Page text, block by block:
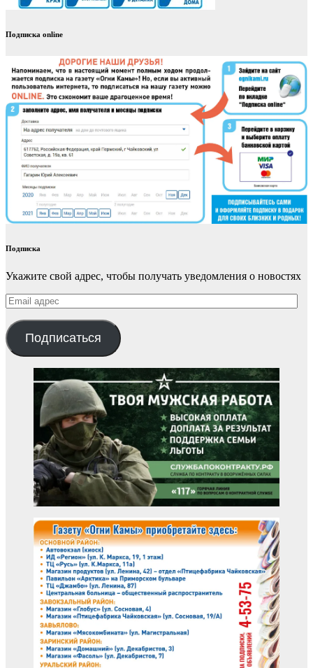
Подписка online
Подписка
Укажите свой адрес, чтобы получать уведомления о новостях
Email
адрес
Подписаться